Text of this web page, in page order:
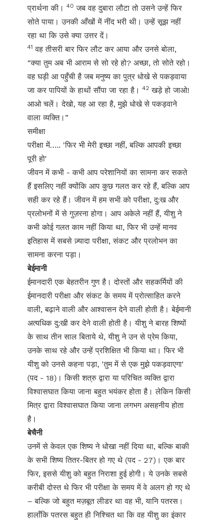
प्रार्थना की।
40 जब वह दुबारा लौटा तो उसने उन्हें फिर
सोते पाया। उनकी आँखों में नींद भरी थी। उन्हें सूझ नहीं
रहा था कि उसे क्या उत्तर दें।
41 वह तीसरी बार फिर लौट कर आया और उनसे बोला,
“क्या तुम अब भी आराम से सो रहे हो? अच्छा, तो सोते रहो।
वह घड़ी आ पहुँची है जब मनुष्य का पुत्र धोखे से पकड़वाया
जा कर पापियों के हाथों सौंपा जा रहा है।
42 खड़े हो जाओ!
आओ चलें। देखो, यह आ रहा है, मुझे धोखे से पकड़वाने
वाला व्यक्ति।”
समीक्षा
परीक्षा में….. 'फिर भी मेरी इच्छा नहीं, बल्कि आपकी इच्छा
पूरी हो'
जीवन में कभी - कभी आप परेशानियों का सामना कर सकते
हैं इसलिए नहीं क्योंकि आप कुछ गलत कर रहे हैं, बल्कि आप
सही कर रहे हैं। जीवन में हम सभी को परीक्षा, दु:ख और
प्रलोभनों में से गुज़रना होगा। आप अकेले नहीं हैं, यीशु ने
कभी कोई गलत काम नहीं किया था, फिर भी उन्हें मानव
इतिहास में सबसे ज़्यादा परीक्षा, संकट और प्रलोभन का
सामना करना पड़ा।
बेईमानी
ईमानदारी एक बेहतरीन गुण है। दोस्तों और सहकर्मियों की
ईमानदारी परीक्षा और संकट के समय में प्रोत्साहित करने
वाली, बढ़ाने वाली और आश्वासन देने वाली होती है। बेईमानी
अत्यधिक दु:खी कर देने वाली होती है। यीशु ने बारह शिष्यों
के साथ तीन साल बिताये थे, यीशु ने उन से प्रेम किया,
उनके साथ रहे और उन्हें प्रशिक्षित भी किया था। फिर भी
यीशु को उनसे कहना पड़ा, 'तुम में से एक मुझे पकड़वाएगा'
(पद - 18)। किसी शत्रु द्वारा या परिचित व्यक्ति द्वारा
विश्वासघात किया जाना बहुत भयंकर होता है। लेकिन किसी
मित्र द्वारा विश्वासघात किया जाना लगभग असहनीय होता
है।
बेचैनी
उनमें से केवल एक शिष्य ने धोखा नहीं दिया था, बल्कि बाकी
के सभी शिष्य तितर-बितर हो गए थे (पद - 27)। एक बार
फिर, इससे यीशु को बहुत निराशा हुई होगी। ये उनके सबसे
करीबी दोस्त थे फिर भी परीक्षा के समय में वे अलग हो गए थे
– बल्कि जो बहुत मज़बूत लीडर था वह भी, यानि पतरस।
हालाँकि पतरस बहुत ही निश्चित था कि वह यीशु का इंकार